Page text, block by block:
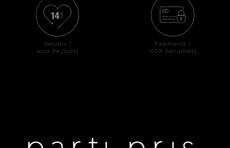
Retours /
sous [14 jours]
Paiements /
100% [sécurisés]